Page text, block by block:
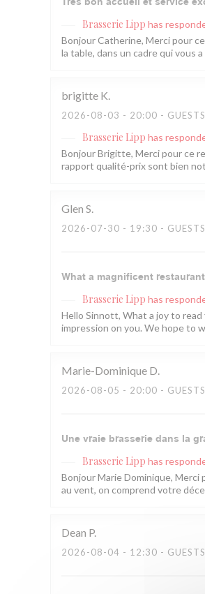
Brasserie Lipp has
Bonjour Catherine, Merci pour
la table, dans un cadre qui vous
brigitte K
2026-08-03 - 20:00 -
Brasserie Lipp has
Bonjour Brigitte, Merci pour ce
rapport qualité-prix sont bien
Glen S
2026-07-30 - 19:30 -
What a magnificent
Brasserie Lipp has
Hello Sinnott, What a joy to
impression on you. We hope to
Marie-Dominique D
2026-08-05 - 20:00 -
Une vraie brasserie dans la
Brasserie Lipp has
Bonjour Marie Dominique, Merci
au vent, on comprend votre
Dean P
2026-08-04 - 12:30 -